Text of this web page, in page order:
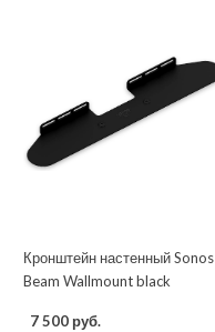
Кронштейн настенный Sonos
Beam Wallmount black
7 500 руб.